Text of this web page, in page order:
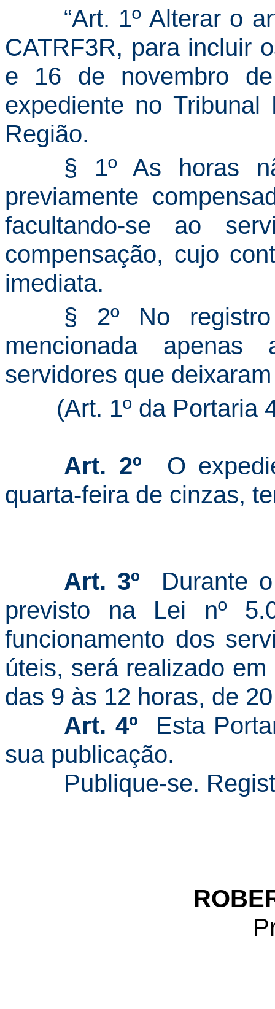
“Art. 1º Alterar o
CATRF3R, para incluir
e 16 de novembro
expediente no Tribunal
Região.
§ 1º As horas
previamente
facultando-se ao
compensação, cujo
imediata.
§ 2º No
mencionada
servidores que
(Art. 1º da Portaria
Art. 2º O
quarta-feira de cinzas,
Art. 3º Durante
previsto na Lei nº
funcionamento dos
úteis, será realizado
das 9 às 12 horas, de
Art. 4º Esta
sua publicação.
Publique-se.